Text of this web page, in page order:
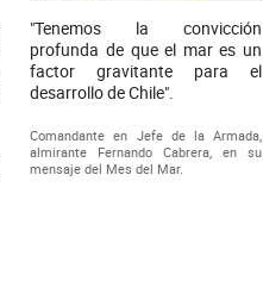
"Tenemos la convicción
profunda de que el mar es un
factor gravitante para el
desarrollo de Chile".
Comandante en Jefe de la Armada,
almirante Fernando Cabrera, en su
mensaje del Mes del Mar.